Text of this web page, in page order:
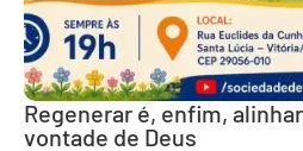
Regenerar é, enfim,
vontade de Deus